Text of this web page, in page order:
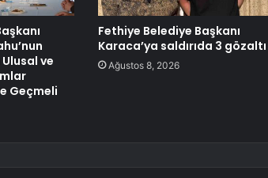
ve
Geçmeli
Fethiye Belediye Başkanı
Karaca’ya saldırıda 3 gözaltı
Ağustos 8, 2026